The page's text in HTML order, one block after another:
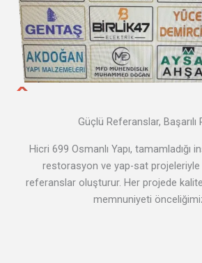
Güçlü Referanslar, Başarılı
Hicri 699 Osmanlı Yapı, tamamladığı
restorasyon ve yap-sat
referanslar oluşturur. Her projede
memnuniyeti